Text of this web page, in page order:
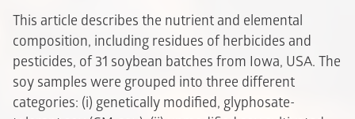
This article describes the nutrient and elemental
composition, including residues of herbicides and
pesticides, of 31 soybean batches from Iowa, USA. The
soy samples were grouped into three different
categories: (i) genetically modified, glyphosate-